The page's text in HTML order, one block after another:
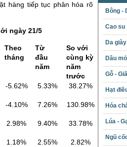
hàng tiếp tục phân hóa rõ
ngày 21/5
Theo
tháng
Từ
đầu
năm
So với
cùng kỳ
năm
trước
-5.62% 5.33% 38.27%
-4.10% 7.26% 130.98%
2.98% 9.40% 33.78%
1.18% 2.55% 2.82%
Bông -
Cao su
Da giày
Dầu
Gỗ -
Hạt
Hóa
Lúa -
Ngũ